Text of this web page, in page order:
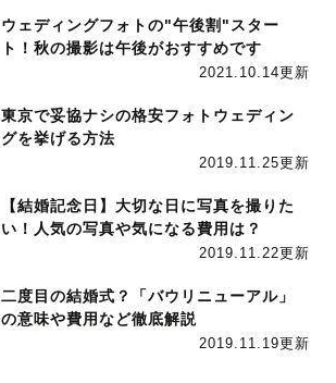
ウェディングフォトの"午後割"スター
ト！秋の撮影は午後がおすすめです
2021.10.14更新
東京で妥協ナシの格安フォトウェディン
グを挙げる方法
2019.11.25更新
【結婚記念日】大切な日に写真を撮りた
い！人気の写真や気になる費用は？
2019.11.22更新
二度目の結婚式？「バウリニューアル」
の意味や費用など徹底解説
2019.11.19更新